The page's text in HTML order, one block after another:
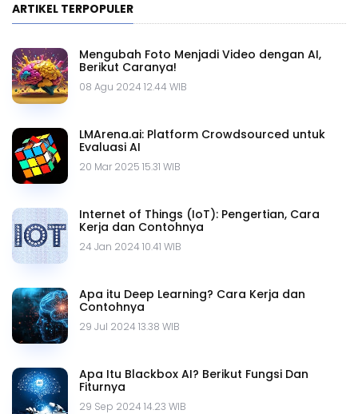
ARTIKEL TERPOPULER
Mengubah Foto Menjadi Video dengan AI,
Berikut Caranya!
08 Agu 2024 12.44 WIB
LMArena.ai: Platform Crowdsourced untuk
Evaluasi AI
20 Mar 2025 15.31 WIB
Internet of Things (IoT): Pengertian, Cara
Kerja dan Contohnya
24 Jan 2024 10.41 WIB
Apa itu Deep Learning? Cara Kerja dan
Contohnya
29 Jul 2024 13.38 WIB
Apa Itu Blackbox AI? Berikut Fungsi Dan
Fiturnya
29 Sep 2024 14.23 WIB